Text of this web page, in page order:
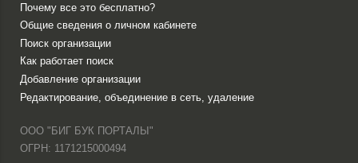
Почему все это бесплатно?
Общие сведения о личном кабинете
Поиск организации
Как работает поиск
Добавление организации
Редактирование, объединение в сеть, удаление
ООО "БИГ БУК ПОРТАЛЫ"
ОГРН: 1171215000494